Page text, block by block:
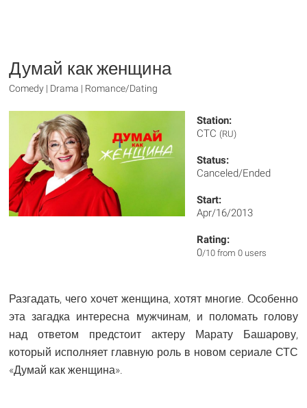
Думай как женщина
Comedy | Drama | Romance/Dating
Station:
CTC (RU)
Status:
Canceled/Ended
Start:
Apr/16/2013
Rating:
0/10 from 0 users
Разгадать, чего хочет женщина, хотят многие. Особенно
эта загадка интересна мужчинам, и поломать голову
над ответом предстоит актеру Марату Башарову,
который исполняет главную роль в новом сериале СТС
«Думай как женщина».